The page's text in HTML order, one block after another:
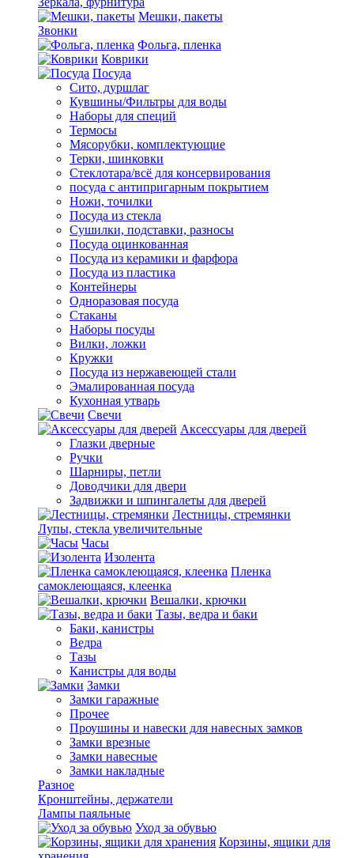
Мешки, пакеты
Звонки
Фольга, пленка
Коврики
Посуда
Сито, дуршлаг
Кувшины/Фильтры для воды
Наборы для специй
Термосы
Мясорубки, комплектующие
Терки, шинковки
Стеклотара/всё для консервирования
посуда с антипригарным покрытием
Ножи, точилки
Посуда из стекла
Сушилки, подставки, разносы
Посуда оцинкованная
Посуда из керамики и фарфора
Посуда из пластика
Контейнеры
Одноразовая посуда
Стаканы
Наборы посуды
Вилки, ложки
Кружки
Посуда из нержавеющей стали
Эмалированная посуда
Кухонная утварь
Свечи
Аксессуары для дверей
Глазки дверные
Ручки
Шарниры, петли
Доводчики для двери
Задвижки и шпингалеты для дверей
Лестницы, стремянки
Лупы, стекла увеличительные
Часы
Изолента
Пленка
самоклеющаяся, клеенка
Вешалки, крючки
Тазы, ведра и баки
Баки, канистры
Ведра
Тазы
Канистры для воды
Замки
Замки гаражные
Прочее
Проушины и навески для навесных замков
Замки врезные
Замки навесные
Замки накладные
Разное
Кронштейны, держатели
Лампы паяльные
Уход за обувью
Корзины, ящики для